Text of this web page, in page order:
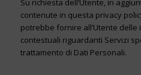
Su richiesta dell’Utente, in
contenute in questa privacy
potrebbe fornire all’Utente
contestuali riguardanti Servizi
trattamento di Dati Personali.